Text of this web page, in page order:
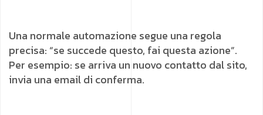
Una normale automazione segue una regola
precisa: “se succede questo, fai questa azione”.
Per esempio: se arriva un nuovo contatto dal sito,
invia una email di conferma.